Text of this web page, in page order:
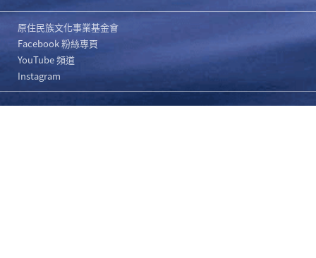
原住民族文化事業基金會
Facebook 粉絲專頁
YouTube 頻道
Instagram